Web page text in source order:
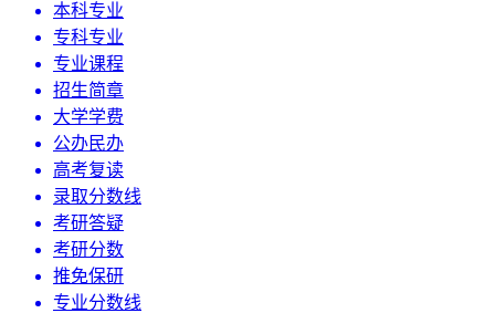
本科专业
专科专业
专业课程
招生简章
大学学费
公办民办
高考复读
录取分数线
考研答疑
考研分数
推免保研
专业分数线